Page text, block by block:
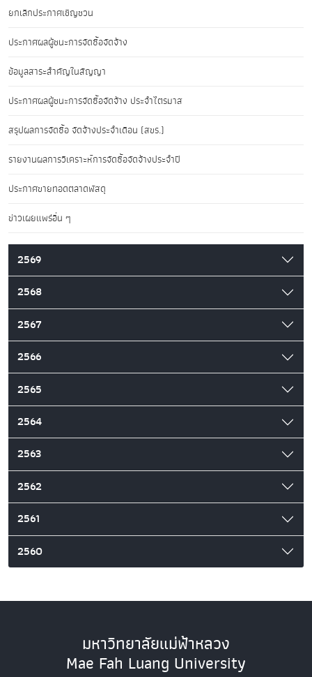
ยกเลิกประกาศเชิญชวน
ประกาศผลผู้ชนะการจัดซื้อจัดจ้าง
ข้อมูลสาระสำคัญในสัญญา
ประกาศผลผู้ชนะการจัดซื้อจัดจ้าง ประจำไตรมาส
สรุปผลการจัดซื้อ จัดจ้างประจำเดือน (สขร.)
รายงานผลการวิเคราะห์การจัดซื้อจัดจ้างประจำปี
ประกาศขายทอดตลาดพัสดุ
ข่าวเผยแพร่อื่น ๆ
2569
2568
2567
2566
2565
2564
2563
2562
2561
2560
มหาวิทยาลัยแม่ฟ้าหลวง
Mae Fah Luang University